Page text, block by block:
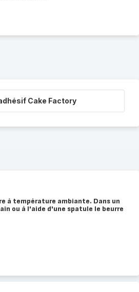
Cake Factory
à température ambiante. Dans un
ou à l'aide d'une spatule le beurre